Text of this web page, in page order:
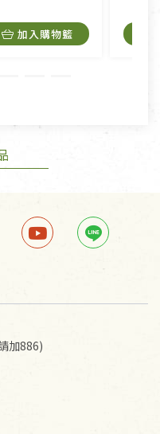
品除商品本身有瑕疵
外情事適用準
原包裝方式及使用原
箱退回，導致書籍有
將不接受退貨，也不
故，里仁網購無法
寄還給消費者，因而
擔。
加入購物籃
加886)